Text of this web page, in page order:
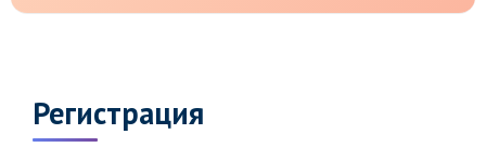
Регистрация